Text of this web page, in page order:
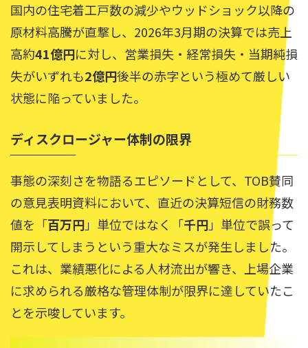
国内の住宅着工戸数の減少やウッドショック以降の
原材料高騰が直撃し、2026年3月期の決算では売上
高約41億円に対し、営業損失・経常損失・当期純損
失がいずれも2億円後半の赤字という極めて厳しい
状態に陥っていました。
ディスクロージャー体制の限界
事態の深刻さを物語るエピソードとして、TOB賛同
の意見表明資料において、直近の決算短信の財務数
値を「百万円」単位ではなく「千円」単位で誤って
開示してしまうという重大なミスが発生しました。
これは、業績悪化による人材流出が響き、上場企業
に求められる厳格な管理体制が限界に達していたこ
とを示唆しています。